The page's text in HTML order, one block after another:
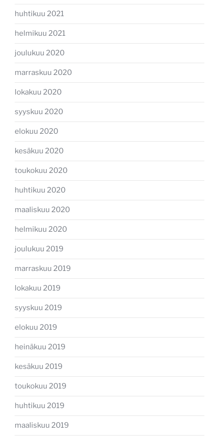
huhtikuu 2021
helmikuu 2021
joulukuu 2020
marraskuu 2020
lokakuu 2020
syyskuu 2020
elokuu 2020
kesäkuu 2020
toukokuu 2020
huhtikuu 2020
maaliskuu 2020
helmikuu 2020
joulukuu 2019
marraskuu 2019
lokakuu 2019
syyskuu 2019
elokuu 2019
heinäkuu 2019
kesäkuu 2019
toukokuu 2019
huhtikuu 2019
maaliskuu 2019